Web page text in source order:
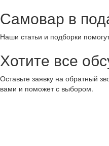
Самовар в
Наши статьи и подборки
Хотите все
Оставьте заявку на обратный
вами и поможет с выбором.